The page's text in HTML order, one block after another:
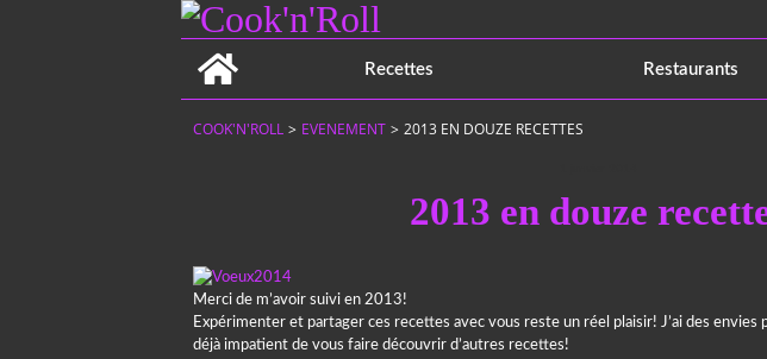
Recettes
Restaurants
COOK'N'ROLL > EVENEMENT > 2013 EN DOUZE RECETTES
2013 en douze
Merci de m’avoir suivi en 2013!
Expérimenter et partager ces recettes avec vous reste un réel plaisir! J’ai des envies
déjà impatient de vous faire découvrir d’autres recettes!